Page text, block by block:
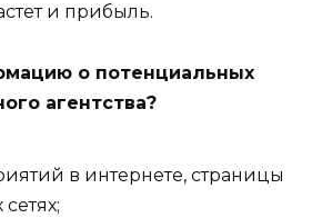
и прибыль.
о потенциальных
агентства?
в интернете, страницы